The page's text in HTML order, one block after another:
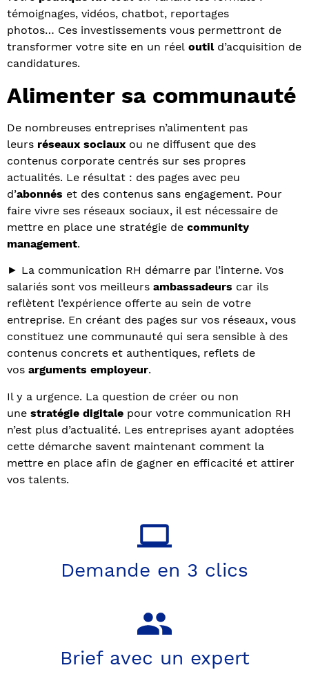
témoignages, vidéos, chatbot, reportages
photos… Ces investissements vous permettront de
transformer votre site en un réel outil d’acquisition de
candidatures.
Alimenter sa communauté
De nombreuses entreprises n’alimentent pas
leurs réseaux sociaux ou ne diffusent que des
contenus corporate centrés sur ses propres
actualités. Le résultat : des pages avec peu
d’abonnés et des contenus sans engagement. Pour
faire vivre ses réseaux sociaux, il est nécessaire de
mettre en place une stratégie de community
management.
► La communication RH démarre par l’interne. Vos
salariés sont vos meilleurs ambassadeurs car ils
reflètent l’expérience offerte au sein de votre
entreprise. En créant des pages sur vos réseaux, vous
constituez une communauté qui sera sensible à des
contenus concrets et authentiques, reflets de
vos arguments employeur.
Il y a urgence. La question de créer ou non
une stratégie digitale pour votre communication RH
n’est plus d’actualité. Les entreprises ayant adoptées
cette démarche savent maintenant comment la
mettre en place afin de gagner en efficacité et attirer
vos talents.
Demande en 3 clics
Brief avec un expert